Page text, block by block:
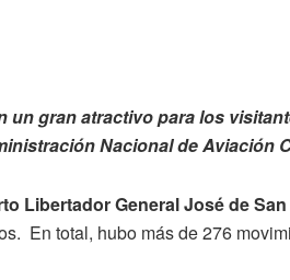
un gran atractivo para los
Nacional de Aviación
Libertador General José de
En total, hubo más de 276